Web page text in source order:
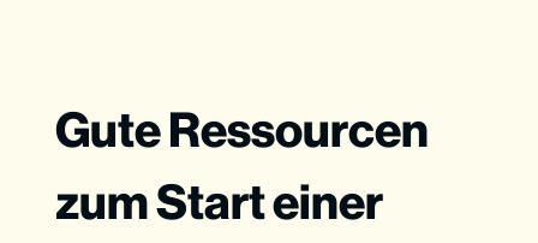
Gute Ressourcen
zum Start einer